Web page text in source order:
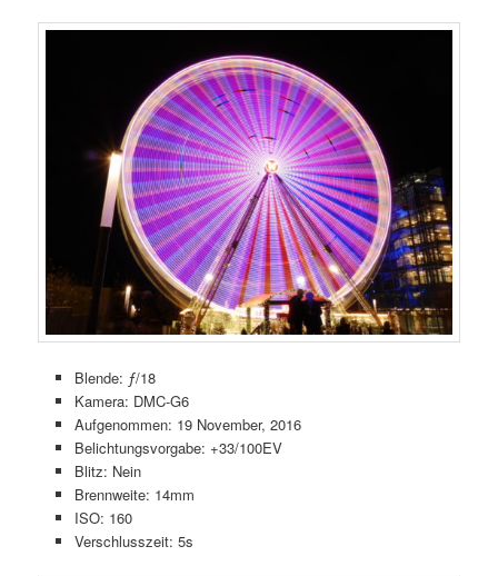
Blende: ƒ/18
Kamera: DMC-G6
Aufgenommen: 19 November, 2016
Belichtungsvorgabe: +33/100EV
Blitz: Nein
Brennweite: 14mm
ISO: 160
Verschlusszeit: 5s